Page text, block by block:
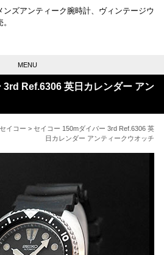
ンズアンティーク腕時計、ヴィンテージウ
MENU
3rd Ref.6306 英日カレンダー アン
セイコー > セイコー 150mダイバー 3rd Ref.6306 英
日カレンダー アンティークウオッチ